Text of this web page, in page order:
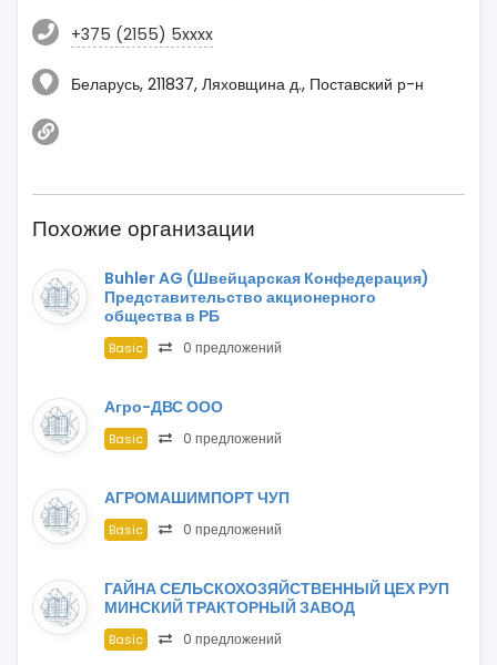
+375 (2155) 5xxxx
Беларусь, 211837, Ляховщина д., Поставский р-н
Похожие организации
Buhler AG (Швейцарская Конфедерация)
Представительство акционерного
общества в РБ
Basic 0 предложений
Агро-ДВС ООО
Basic 0 предложений
АГРОМАШИМПОРТ ЧУП
Basic 0 предложений
ГАЙНА СЕЛЬСКОХОЗЯЙСТВЕННЫЙ ЦЕХ РУП
МИНСКИЙ ТРАКТОРНЫЙ ЗАВОД
Basic 0 предложений